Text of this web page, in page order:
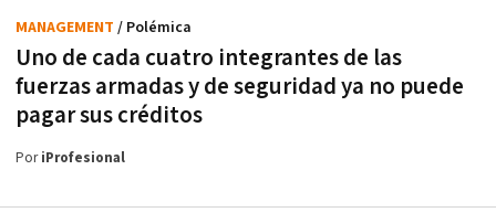
Uno de cada cuatro integrantes de las
fuerzas armadas y de seguridad ya no puede
pagar sus créditos
MANAGEMENT / Polémica
PoriProfesional